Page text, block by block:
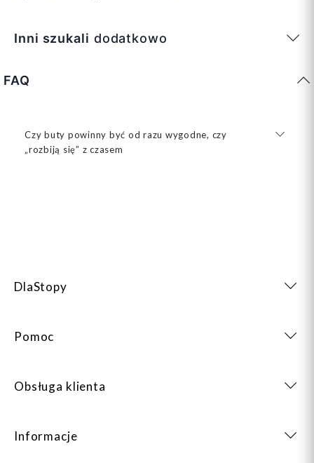
Inni szukali dodatkowo
FAQ
Czy buty powinny być od razu wygodne, czy
„rozbiją się” z czasem
DlaStopy
Pomoc
Obsługa klienta
Informacje